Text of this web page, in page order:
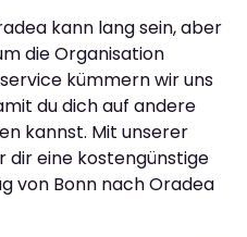
kann lang sein, aber
die Organisation
kümmern wir uns
du dich auf andere
kannst. Mit unserer
dir eine kostengünstige
von Bonn nach Oradea